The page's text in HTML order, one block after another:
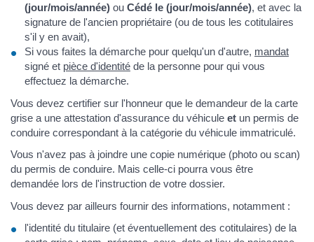
(jour/mois/année) ou Cédé le (jour/mois/année), et avec la
signature de l'ancien propriétaire (ou de tous les cotitulaires
s'il y en avait),
Si vous faites la démarche pour quelqu'un d'autre, mandat
signé et pièce d'identité de la personne pour qui vous
effectuez la démarche.
Vous devez certifier sur l'honneur que le demandeur de la carte
grise a une attestation d'assurance du véhicule et un permis de
conduire correspondant à la catégorie du véhicule immatriculé.
Vous n'avez pas à joindre une copie numérique (photo ou scan)
du permis de conduire. Mais celle-ci pourra vous être
demandée lors de l'instruction de votre dossier.
Vous devez par ailleurs fournir des informations, notamment :
l'identité du titulaire (et éventuellement des cotitulaires) de la